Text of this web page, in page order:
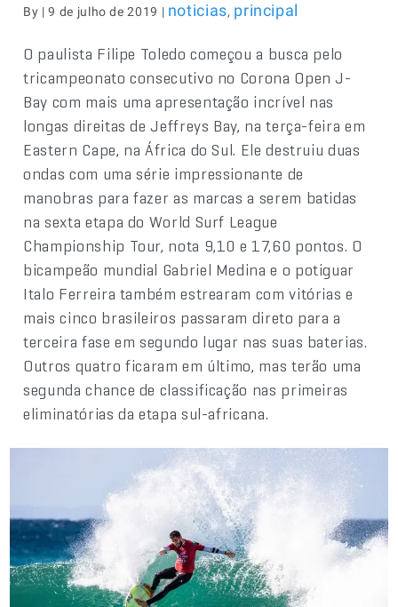
By | 9 de julho de 2019 | noticias, principal
O paulista Filipe Toledo começou a busca pelo
tricampeonato consecutivo no Corona Open J-
Bay com mais uma apresentação incrível nas
longas direitas de Jeffreys Bay, na terça-feira em
Eastern Cape, na África do Sul. Ele destruiu duas
ondas com uma série impressionante de
manobras para fazer as marcas a serem batidas
na sexta etapa do World Surf League
Championship Tour, nota 9,10 e 17,60 pontos. O
bicampeão mundial Gabriel Medina e o potiguar
Italo Ferreira também estrearam com vitórias e
mais cinco brasileiros passaram direto para a
terceira fase em segundo lugar nas suas baterias.
Outros quatro ficaram em último, mas terão uma
segunda chance de classificação nas primeiras
eliminatórias da etapa sul-africana.